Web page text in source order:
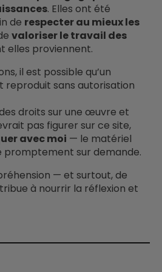
. Elles ont été
de respecter au mieux les
valoriser le travail des
elles proviennent.
il est possible qu’un
reproduit sans autorisation
droits sur une œuvre et
pas figurer sur ce site,
avec moi — le matériel
sur demande.
— et surtout, de
à nourrir la réflexion et